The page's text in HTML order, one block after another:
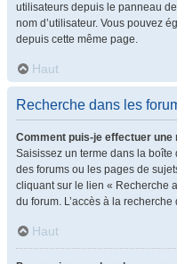
utilisateurs depuis le panneau
nom d’utilisateur. Vous pouvez
depuis cette même page.
Haut
Recherche dans les
Comment puis-je effectuer
Saisissez un terme dans la boîte
des forums ou les pages de
cliquant sur le lien « Recherche
du forum. L’accès à la
Haut